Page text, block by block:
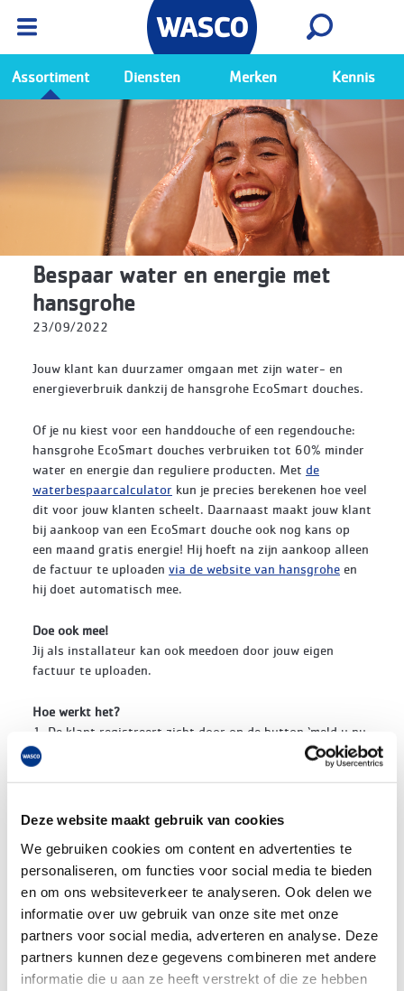
Deze website maakt gebruik van cookies
We gebruiken cookies om content en advertenties te
personaliseren, om functies voor social media te bieden
en om ons websiteverkeer te analyseren. Ook delen we
informatie over uw gebruik van onze site met onze
partners voor social media, adverteren en analyse. Deze
partners kunnen deze gegevens combineren met andere
informatie die u aan ze heeft verstrekt of die ze hebben
Ga naar de Wasco app
Bekijk
Assortiment Diensten Merken Kennis
Bespaar water en energie met
hansgrohe
23/09/2022
Jouw klant kan duurzamer omgaan met zijn water- en
energieverbruik dankzij de hansgrohe EcoSmart douches.
Of je nu kiest voor een handdouche of een regendouche:
hansgrohe EcoSmart douches verbruiken tot 60% minder
water en energie dan reguliere producten. Met de
waterbespaarcalculator kun je precies berekenen hoe veel
dit voor jouw klanten scheelt. Daarnaast maakt jouw klant
bij aankoop van een EcoSmart douche ook nog kans op
een maand gratis energie! Hij hoeft na zijn aankoop alleen
de factuur te uploaden via de website van hansgrohe en
hij doet automatisch mee.
Doe ook mee!
Jij als installateur kan ook meedoen door jouw eigen
factuur te uploaden.
Hoe werkt het?
1. De klant registreert zicht door op de button ‘meld u nu
aan’ te klikken.
2. Hij vult het registratieformulier volledig in.
artikelnummer en/of de productomschrijving staat,
gedurende de actieperiode 19 september 2022 t/m 6
november 2022.
4. De registratie moet uiterlijk 14 november 2022 gedaan
zijn.
5. Jouw klant ontvangt een bevestigingsmail van zijn
registratie.